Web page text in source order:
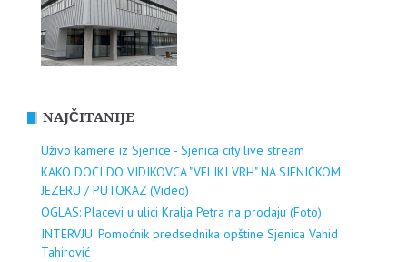
NAJČITANIJE
Uživo kamere iz Sjenice - Sjenica city live stream
KAKO DOĆI DO VIDIKOVCA "VELIKI VRH" NA SJENIČKOM
JEZERU / PUTOKAZ (Video)
OGLAS: Placevi u ulici Kralja Petra na prodaju (Foto)
INTERVJU: Pomoćnik predsednika opštine Sjenica Vahid
Tahirović